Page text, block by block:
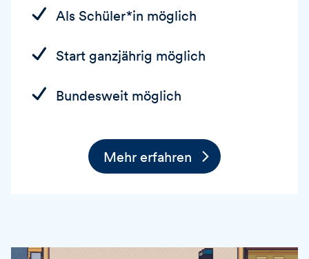
Als Schüler*in möglich
Start ganzjährig möglich
Bundesweit möglich
Mehr erfahren